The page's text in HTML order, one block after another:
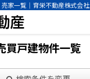
家一覧｜育栄不動産株式会社
買戸建物件一覧